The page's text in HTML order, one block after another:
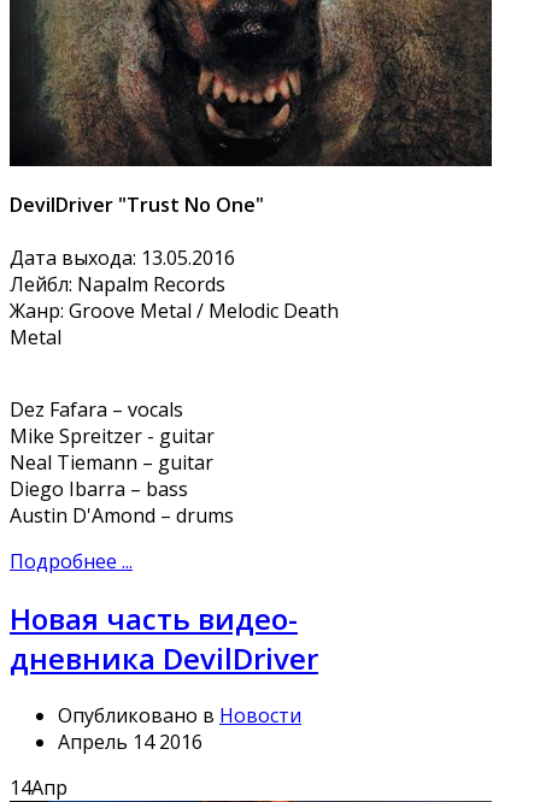
DevilDriver "Trust No One"
Дата выхода: 13.05.2016
Лейбл: Napalm Records
Жанр: Groove Metal / Melodic Death
Metal
Dez Fafara – vocals
Mike Spreitzer - guitar
Neal Tiemann – guitar
Diego Ibarra – bass
Austin D'Amond – drums
Подробнее ...
Новая часть видео-
дневника DevilDriver
Опубликовано в Новости
Апрель 14 2016
14Апр